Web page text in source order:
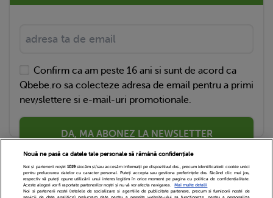
Confirm ca am peste 16 ani si sunt de acord ca
Qbebe.ro sa colecteze adresa de email pentru a primi
newslettere si e-mail-uri promotionale.
DA, MA ABONEZ LA NEWSLETTER
Nouă ne pasă ca datele tale personale să rămână confidențiale
Noi și partenerii noștri 1019stocăm și/sau accesăm informații pe dispozitivul dvs., precum identificatorii cookie unici
pentru prelucrarea datelor cu caracter personal. Puteți accepta sau gestiona preferințele dvs. făcând clic mai jos,
respectiv vă puteți opune utilizării unui interes legitim în orice moment pe pagina cu politica de confidențialitate.
Aceste alegeri vor fi raportate partenerilor noștri și nu vă vor afecta navigarea.
Mai multe detalii
Noi si partenerii nostri (retelele de socializare si agentiile de publicitate partenere, precum si furnizorii nostri de